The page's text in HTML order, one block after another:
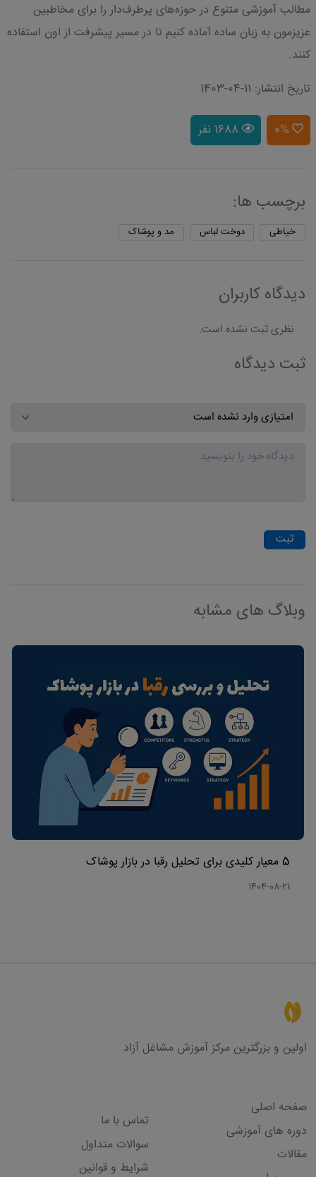
مطالب آموزشی متنوع در حوزه‌های پرطرف‌دار را برای مخاطبین
عزیزمون به زبان ساده آماده کنیم تا در مسیر پیشرفت از اون استفاده
کنند.
تاریخ انتشار: 11-04-1403
0% 1688 نفر
برچسب ها:
خیاطی دوخت لباس مد و پوشاک
دیدگاه کاربران
نظری ثبت نشده است.
ثبت دیدگاه
ثبت
وبلاگ های مشابه
5 معیار کلیدی برای تحلیل رقبا در بازار پوشاک
1404-08-21
اولین و بزرگترین مرکز آموزش مشاغل آزاد
صفحه اصلی
دوره های آموزشی
مقالات
تماس با ما
سوالات متداول
شرایط و قوانین